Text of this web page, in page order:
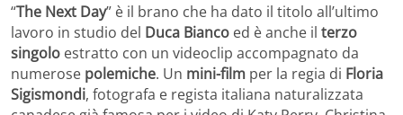
“The Next Day” è il brano che ha dato il titolo all’ultimo
lavoro in studio del Duca Bianco ed è anche il terzo
singolo estratto con un videoclip accompagnato da
numerose polemiche. Un mini-film per la regia di Floria
Sigismondi, fotografa e regista italiana naturalizzata